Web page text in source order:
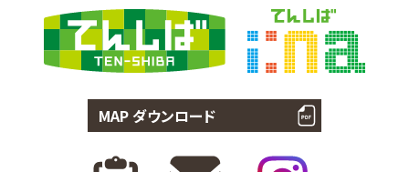
MAP ダウンロード